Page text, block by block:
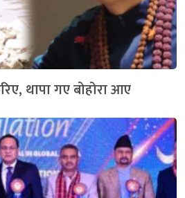
थापा गए बोहोरा आए